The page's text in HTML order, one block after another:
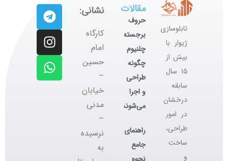
تابلوسازی
ژیوار با
بیش از
۱۵ سال
سابقه
درخشان
در امور
طراحی،
ساخت
و
مقالات
حروف
برجسته
چلنیوم
چگونه
طراحی
و اجرا
می‌شوند؟
راهنمای
جامع
نشانی:
کارگاه
‌امام
حسین
–
خیابان
مدنی
–
نرسیده
به